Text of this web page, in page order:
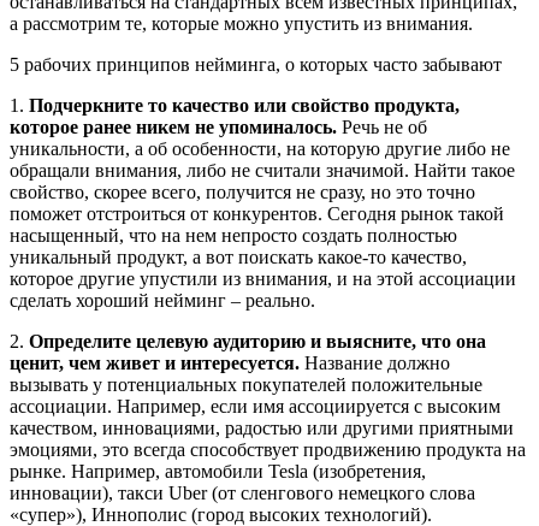
а рассмотрим те, которые можно упустить из внимания.
5 рабочих принципов нейминга, о которых часто забывают
1. Подчеркните то качество или свойство продукта,
которое ранее никем не упоминалось. Речь не об
уникальности, а об особенности, на которую другие либо не
обращали внимания, либо не считали значимой. Найти такое
свойство, скорее всего, получится не сразу, но это точно
поможет отстроиться от конкурентов. Сегодня рынок такой
насыщенный, что на нем непросто создать полностью
уникальный продукт, а вот поискать какое-то качество,
которое другие упустили из внимания, и на этой ассоциации
сделать хороший нейминг – реально.
2. Определите целевую аудиторию и выясните, что она
ценит, чем живет и интересуется. Название должно
вызывать у потенциальных покупателей положительные
ассоциации. Например, если имя ассоциируется с высоким
качеством, инновациями, радостью или другими приятными
эмоциями, это всегда способствует продвижению продукта на
рынке. Например, автомобили Tesla (изобретения,
инновации), такси Uber (от сленгового немецкого слова
«супер»), Иннополис (город высоких технологий).